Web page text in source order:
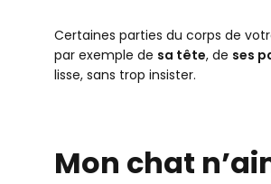
Certaines parties du corps de
par exemple de sa tête, de ses
lisse, sans trop insister.
Mon chat